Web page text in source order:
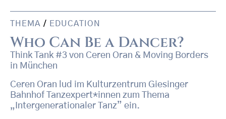
THEMA / EDUCATION
Who Can Be a Dancer?
Think Tank #3 von Ceren Oran & Moving Borders
in München
Ceren Oran lud im Kulturzentrum Giesinger
Bahnhof Tanzexpert*innen zum Thema
„Intergenerationaler Tanz” ein.